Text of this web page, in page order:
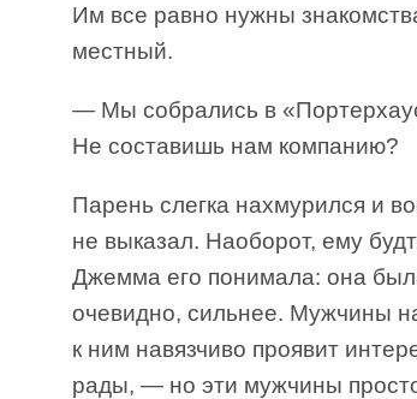
Им все равно нужны
местный.
— Мы собрались в
Не составишь нам компанию?
Парень слегка нахмурился и
не выказал. Наоборот, ему
Джемма его понимала: она
очевидно, сильнее. Мужчины
к ним навязчиво проявит
рады, — но эти мужчины